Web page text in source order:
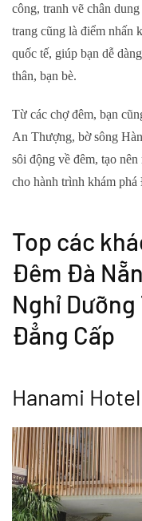
công, tranh vẽ chân
trang cũng là điểm nhấn
quốc tế, giúp bạn dễ
thân, bạn bè.
Từ các chợ đêm, bạn
An Thượng, bờ sông
sôi động về đêm, tạo
cho hành trình khám
Top các
Đêm Đà
Nghỉ
Đẳng Cấp
Hanami Hotel